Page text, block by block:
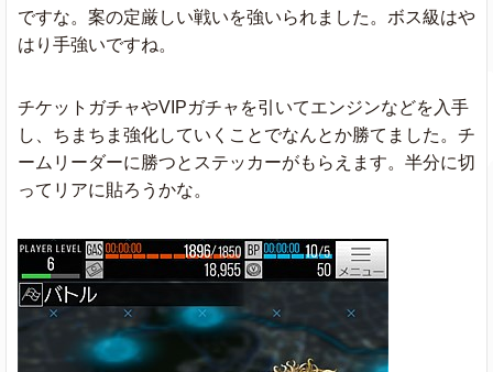
ですな。案の定厳しい戦いを強いられました。ボス級はや
はり手強いですね。
チケットガチャやVIPガチャを引いてエンジンなどを入手
し、ちまちま強化していくことでなんとか勝てました。チ
ームリーダーに勝つとステッカーがもらえます。半分に切
ってリアに貼ろうかな。